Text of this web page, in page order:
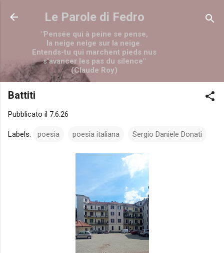
Passa ai contenuti principali
Le Parole di Fedro
"Pensée qui à peine se pense,
la neige neige sur la neige.
Entends-tu qui marchent pieds nus
s'avancer les pas du silence"
(Claude Roy)
Battiti
Pubblicato il 7.6.26
Labels: poesia poesia italiana Sergio Daniele Donati